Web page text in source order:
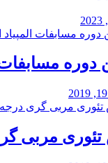
دوره
مربی گری